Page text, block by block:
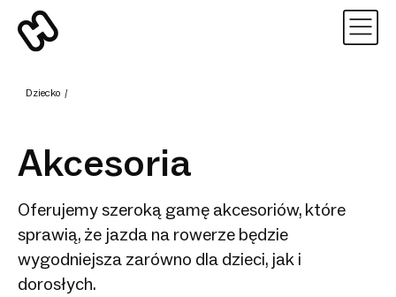
Dziecko /
Akcesoria
Oferujemy szeroką gamę akcesoriów, które
sprawią, że jazda na rowerze będzie
wygodniejsza zarówno dla dzieci, jak i
dorosłych.